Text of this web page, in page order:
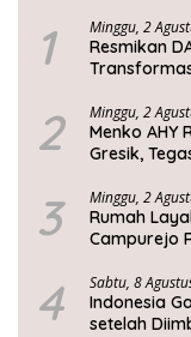
1 Minggu, 2
Resmikan
2 Minggu, 2
Menko AHY
Gresik,
3 Minggu, 2
Rumah
Campurejo
4 Sabtu, 8
Indonesia
setelah